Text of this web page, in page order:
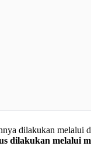
dilakukan melalui
dilakukan melalui